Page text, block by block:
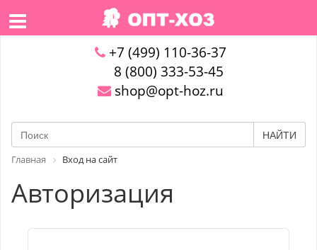
+7 (499) 110-36-37
8 (800) 333-53-45
shop@opt-hoz.ru
НАЙТИ
Главная Вход на сайт
Авторизация